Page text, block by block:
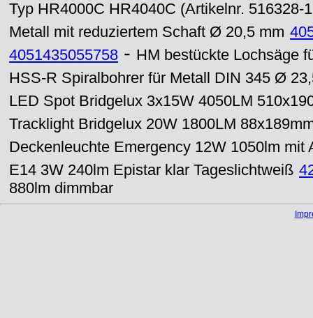
Typ HR4000C HR4040C (Artikelnr. 516328-
Metall mit reduziertem Schaft Ø 20,5 mm
4051435055758 - HM bestückte Lochsäge
HSS-R Spiralbohrer für Metall DIN 345 Ø
LED Spot Bridgelux 3x15W 4050LM
Tracklight Bridgelux 20W 1800LM
Deckenleuchte Emergency 12W 1050lm mit
E14 3W 240lm Epistar klar Tageslichtweiß
880lm dimmbar